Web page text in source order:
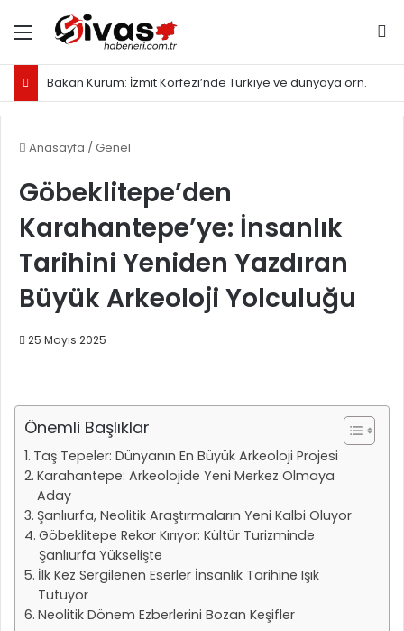
Menü
Bakan Kurum: İzmit Körfezi’nde Türkiye ve dünyaya örnek olacak proje yürütüyoruz
Anasayfa / Genel
Göbeklitepe’den
Karahantepe’ye: İnsanlık
Tarihini Yeniden Yazdıran
Büyük Arkeoloji Yolculuğu
25 Mayıs 2025
Önemli Başlıklar
Taş Tepeler: Dünyanın En Büyük Arkeoloji Projesi
Karahantepe: Arkeolojide Yeni Merkez Olmaya
Aday
Şanlıurfa, Neolitik Araştırmaların Yeni Kalbi Oluyor
Göbeklitepe Rekor Kırıyor: Kültür Turizminde
Şanlıurfa Yükselişte
İlk Kez Sergilenen Eserler İnsanlık Tarihine Işık
Tutuyor
Neolitik Dönem Ezberlerini Bozan Keşifler